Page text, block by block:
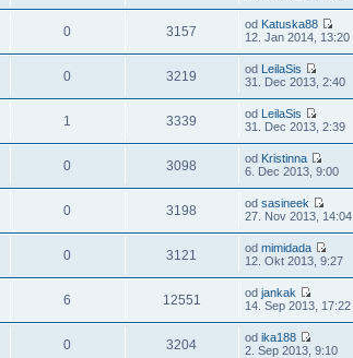
0 3157 od Katuska88
12. Jan 2014, 13:20
0 3219 od LeilaSis
31. Dec 2013, 2:40
1 3339 od LeilaSis
31. Dec 2013, 2:39
0 3098 od Kristinna
6. Dec 2013, 9:00
0 3198 odsasineek
27. Nov 2013, 14:04
0 3121 odmimidada
12. Okt 2013, 9:27
6 12551 odjankak
14. Sep 2013, 17:22
0 3204 odika188
2. Sep 2013, 9:10